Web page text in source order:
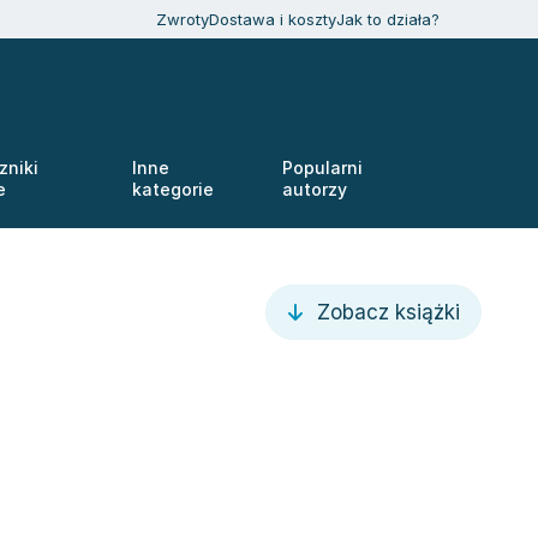
ZwrotyDostawa i kosztyJak to działa?
Inne
kategorie
Popularni
autorzy
Zobacz książki